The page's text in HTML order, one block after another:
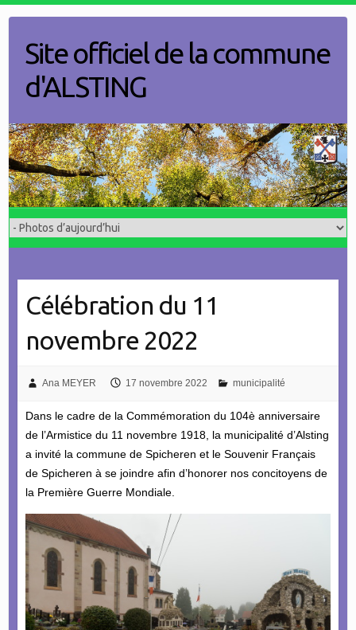
contentSite officiel de la commune
d'ALSTING
Célébration du 11
novembre 2022
Ana MEYER 17 novembre 2022 municipalité
Dans le cadre de la Commémoration du 104è anniversaire
de l’Armistice du 11 novembre 1918, la municipalité d’Alsting
a invité la commune de Spicheren et le Souvenir Français
de Spicheren à se joindre afin d’honorer nos concitoyens de
la Première Guerre Mondiale.